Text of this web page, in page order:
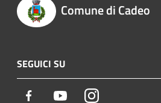
Comune di Cadeo
SEGUICI SU
Facebook YoutubeInstagram